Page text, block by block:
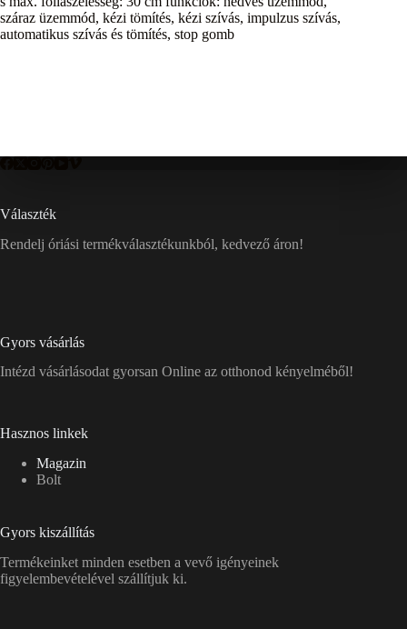
száraz üzemmód, kézi tömítés, kézi szívás, impulzus szívás,
automatikus szívás és tömítés, stop gomb
Választék
Rendelj óriási termékválasztékunkból, kedvező áron!
Gyors vásárlás
Intézd vásárlásodat gyorsan Online az otthonod kényelméből!
Hasznos linkek
Magazin
Bolt
Gyors kiszállítás
Termékeinket minden esetben a vevő igényeinek
figyelembevételével szállítjuk ki.